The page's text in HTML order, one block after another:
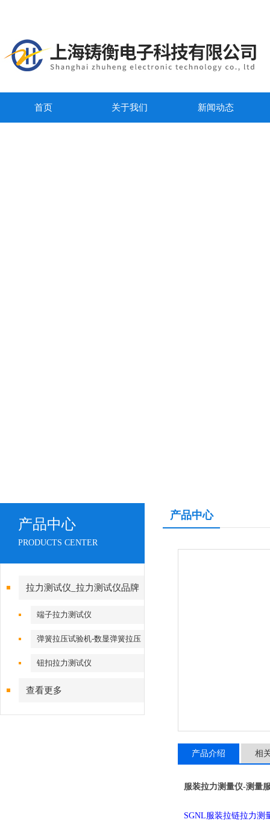
首页 关于我们 新闻动态
产品中心
PRODUCTS CENTER
拉力测试仪_拉力测试仪品牌
端子拉力测试仪
弹簧拉压试验机-数显弹簧拉压
试验机
钮扣拉力测试仪
查看更多
产品中心
产品介绍 相
服装拉力测量仪-测量
SGNL服装拉链拉力测